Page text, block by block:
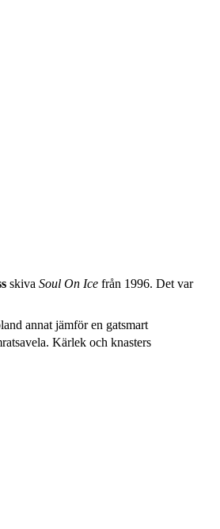
skiva Soul On Ice från 1996. Det var
annat jämför en gatsmart
Kärlek och knasters